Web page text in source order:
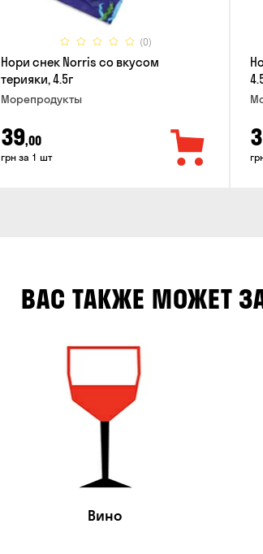
(0)
Нори снек Norris со вкусом
терияки, 4.5г
Морепродукты
39,00
грн за 1 шт
ВАС ТАКЖЕ МОЖЕТ
Вино